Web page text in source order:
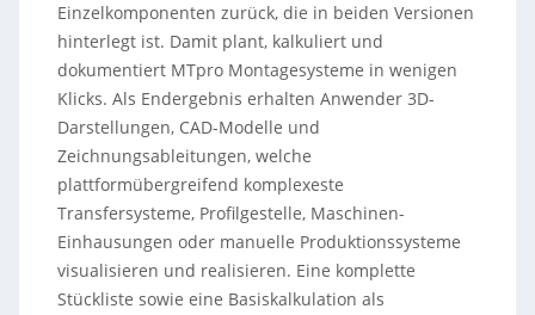
Einzelkomponenten zurück, die in beiden Versionen
hinterlegt ist. Damit plant, kalkuliert und
dokumentiert MTpro Montagesysteme in wenigen
Klicks. Als Endergebnis erhalten Anwender 3D-
Darstellungen, CAD-Modelle und
Zeichnungsableitungen, welche
plattformübergreifend komplexeste
Transfersysteme, Profilgestelle, Maschinen-
Einhausungen oder manuelle Produktionssysteme
visualisieren und realisieren. Eine komplette
Stückliste sowie eine Basiskalkulation als